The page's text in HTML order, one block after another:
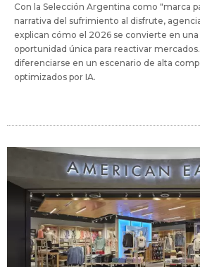
Con la Selección Argentina como "marca
narrativa del sufrimiento al disfrute,
explican cómo el 2026 se convierte en
oportunidad única para reactivar
diferenciarse en un escenario de alta
optimizados por IA.